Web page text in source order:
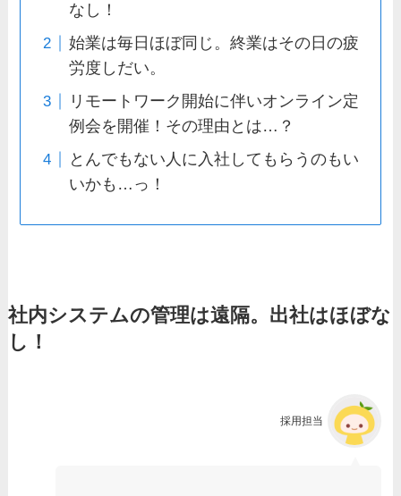
なし！
始業は毎日ほぼ同じ。終業はその日の疲
労度しだい。
リモートワーク開始に伴いオンライン定
例会を開催！その理由とは…？
とんでもない人に入社してもらうのもい
いかも…っ！
社内システムの管理は遠隔。出社はほぼな
し！
採用担当